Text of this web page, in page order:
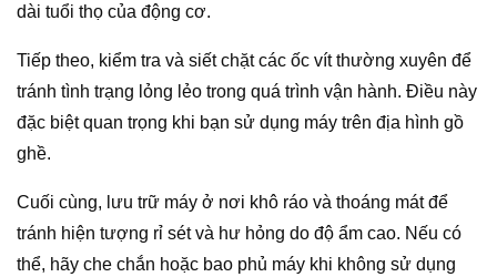
dài tuổi thọ của động cơ.
Tiếp theo, kiểm tra và siết chặt các ốc vít thường xuyên để
tránh tình trạng lỏng lẻo trong quá trình vận hành. Điều này
đặc biệt quan trọng khi bạn sử dụng máy trên địa hình gồ
ghề.
Cuối cùng, lưu trữ máy ở nơi khô ráo và thoáng mát để
tránh hiện tượng rỉ sét và hư hỏng do độ ẩm cao. Nếu có
thể, hãy che chắn hoặc bao phủ máy khi không sử dụng